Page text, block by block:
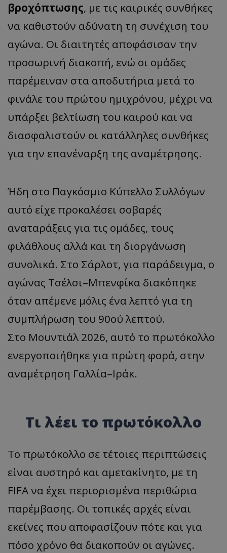
βροχόπτωσης, με τις καιρικές συνθήκες
να καθιστούν αδύνατη τη συνέχιση του
αγώνα. Οι διαιτητές αποφάσισαν την
προσωρινή διακοπή, ενώ οι ομάδες
παρέμειναν στα αποδυτήρια μετά το
φινάλε του πρώτου ημιχρόνου, μέχρι να
υπάρξει βελτίωση του καιρού και να
διασφαλιστούν οι κατάλληλες συνθήκες
για την επανέναρξη της αναμέτρησης.
Ήδη στο Παγκόσμιο Κύπελλο Συλλόγων
αυτό είχε προκαλέσει σοβαρές
αναταράξεις για τις ομάδες, τους
φιλάθλους αλλά και τη διοργάνωση
συνολικά. Στo Σάρλοτ, για παράδειγμα, ο
αγώνας Τσέλσι–Μπενφίκα διακόπηκε
όταν απέμενε μόλις ένα λεπτό για τη
συμπλήρωση του 90ού λεπτού.
Στο Μουντιάλ 2026, αυτό το πρωτόκολλο
ενεργοποιήθηκε για πρώτη φορά, στην
αναμέτρηση Γαλλία–Ιράκ.
Τι λέει το πρωτόκολλο
Το πρωτόκολλο σε τέτοιες περιπτώσεις
είναι αυστηρό και αμετακίνητο, με τη
FIFA να έχει περιορισμένα περιθώρια
παρέμβασης. Οι τοπικές αρχές είναι
εκείνες που αποφασίζουν πότε και για
πόσο χρόνο θα διακοπούν οι αγώνες.